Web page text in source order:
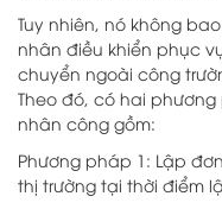
Tuy nhiên, nó không
nhân điều khiển phục
chuyển ngoài công
Theo đó, có hai
nhân công gồm:
Phương pháp 1: Lập
thị trường tại thời điểm